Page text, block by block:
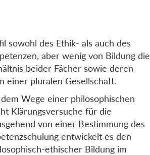
sowohl des Ethik- als auch des
aber wenig von Bildung die
beider Fächer sowie deren
einer pluralen Gesellschaft.
Wege einer philosophischen
Klärungsversuche für die
von einer Bestimmung des
entwickelt es den
ethischer Bildung im